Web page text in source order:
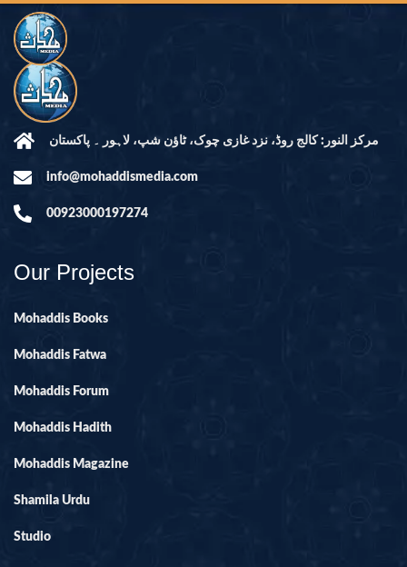
مرکز النور: کالج روڈ، نزد غازی چوک، ٹاؤن شپ، لاہور ۔ پاکستان
info@mohaddismedia.com
00923000197274
Our Projects
Mohaddis Books
Mohaddis Fatwa
Mohaddis Forum
Mohaddis Hadith
Mohaddis Magazine
Shamila Urdu
Studio